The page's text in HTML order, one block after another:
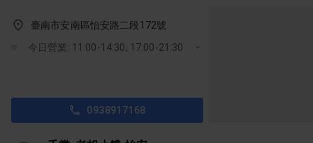
臺南市安南區怡安路二段172號
今日營業: 11:00-14:30, 17:00-21:30
0938917168